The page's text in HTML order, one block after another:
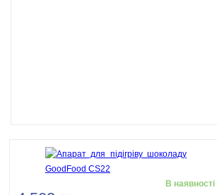
В наявності